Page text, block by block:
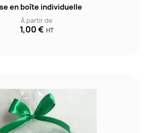
en boîte individuelle
À partir de
1,00 € HT